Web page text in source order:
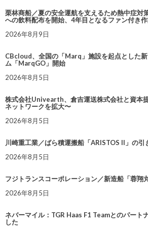
栗林商船／夏の安全運航を支えるため熱中症対
への飲料配布を開始、4年目となるファン付き
2026年8月9日
CBcloud、全国の「Marq」施設を起点とした
ム「MarqGO」開始
2026年8月5日
株式会社Univearth、倉吉運送株式会社と資本
ネットワークを拡大〜
2026年8月5日
川崎重工業／ばら積運搬船「ARISTOS II」の引
2026年8月5日
フジトランスコーポレーション／新造船「蓉翔
2026年8月5日
ネバーマイル：TGR Haas F1 Teamとのパート
した